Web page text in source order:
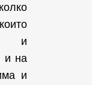
и
и на
и